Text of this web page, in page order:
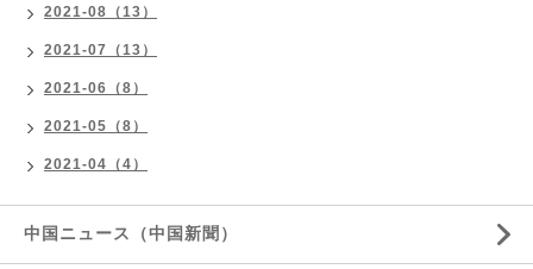
2021-08（13）
2021-07（13）
2021-06（8）
2021-05（8）
2021-04（4）
中国ニュース（中国新聞）